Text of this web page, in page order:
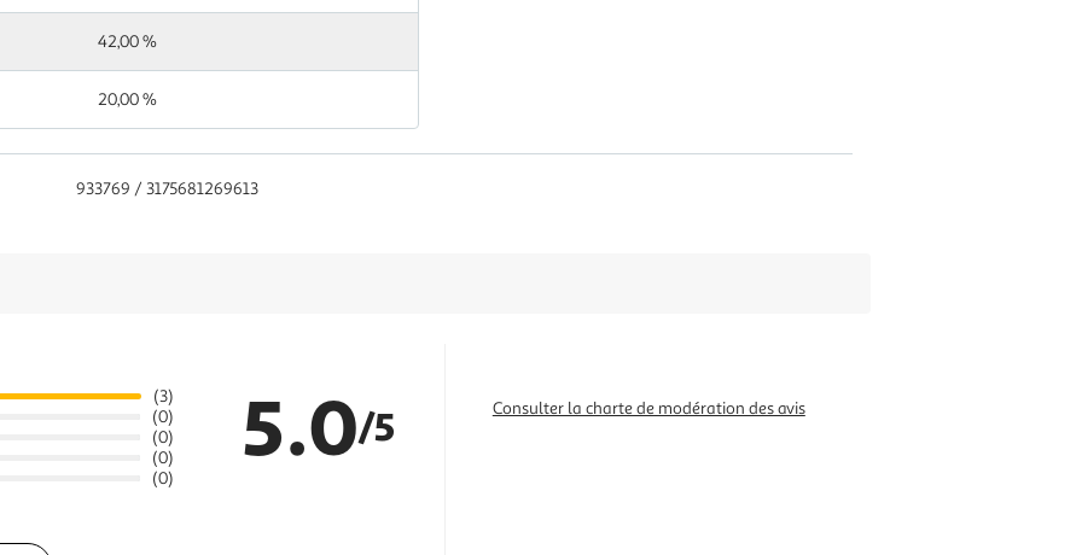
42,00 %
20,00 %
933769 / 3175681269613
(3)
(0)
(0)
(0)
(0)
5.0/5 Consulter la charte de modération des avis